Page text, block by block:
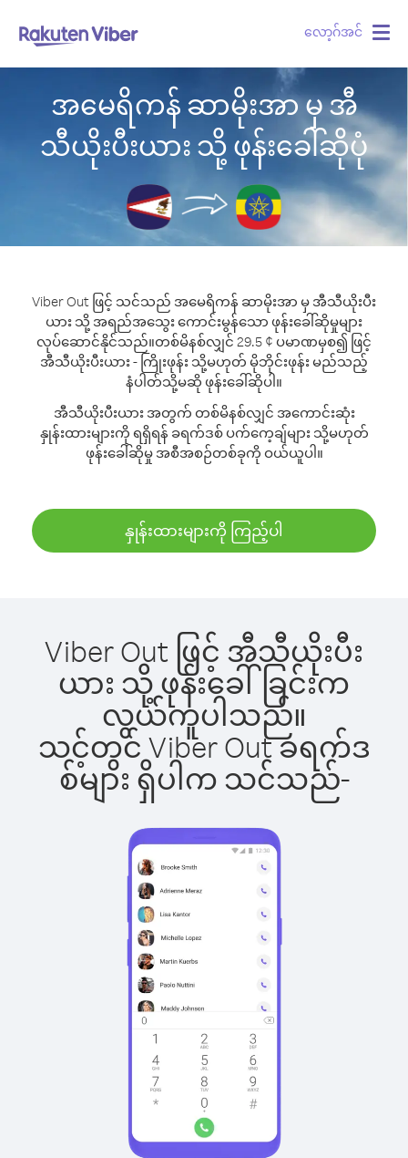
လော့ဂ်အင်
အမေရိကန် ဆာမိုးအာ မှ အီ
သီယိုးပီးယား သို့ ဖုန်းခေါ်ဆိုပုံ
Viber Out ဖြင့် သင်သည် အမေရိကန် ဆာမိုးအာ မှ အီသီယိုးပီး
ယား သို့ အရည်အသွေး ကောင်းမွန်သော ဖုန်းခေါ်ဆိုမှုများ
လုပ်ဆောင်နိုင်သည်။တစ်မိနစ်လျှင် 29.5 ¢ ပမာဏမှစ၍ ဖြင့်
အီသီယိုးပီးယား - ကြိုးဖုန်း သို့မဟုတ် မိုဘိုင်းဖုန်း မည်သည့်
နံပါတ်သို့မဆို ဖုန်းခေါ်ဆိုပါ။
အီသီယိုးပီးယား အတွက် တစ်မိနစ်လျှင် အကောင်းဆုံး
နှုန်းထားများကို ရရှိရန် ခရက်ဒစ် ပက်ကေ့ချ်များ သို့မဟုတ်
ဖုန်းခေါ်ဆိုမှု အစီအစဉ်တစ်ခုကို ဝယ်ယူပါ။
နှုန်းထားများကို ကြည့်ပါ
Viber Out ဖြင့် အီသီယိုးပီး
ယား သို့ ဖုန်းခေါ်ခြင်းက
လွယ်ကူပါသည်။
သင့်တွင် Viber Out ခရက်ဒ
စ်များ ရှိပါက သင်သည်-